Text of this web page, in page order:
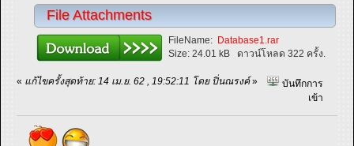
File Attachments
FileName: Database1.rar
Size:24.01 kB ดาวน์โหลด 322 ครั้ง.
« แก้ไขครั้งสุดท้าย: 14 เม.ย. 62 , 19:52:11 โดย ปิ่นณรงค์»
บันทึกการ
เข้า